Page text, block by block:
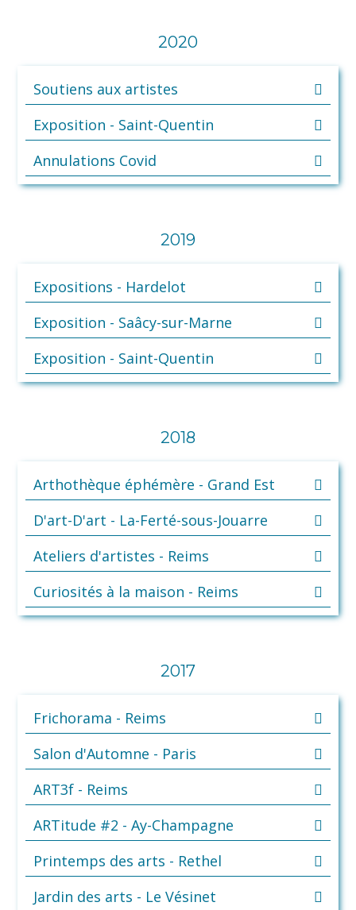
2020
Soutiens aux artistes
Exposition - Saint-Quentin
Annulations Covid
2019
Expositions - Hardelot
Exposition - Saâcy-sur-Marne
Exposition - Saint-Quentin
2018
Arthothèque éphémère - Grand Est
D'art-D'art - La-Ferté-sous-Jouarre
Ateliers d'artistes - Reims
Curiosités à la maison - Reims
2017
Frichorama - Reims
Salon d'Automne - Paris
ART3f - Reims
ARTitude #2 - Ay-Champagne
Printemps des arts - Rethel
Jardin des arts - Le Vésinet